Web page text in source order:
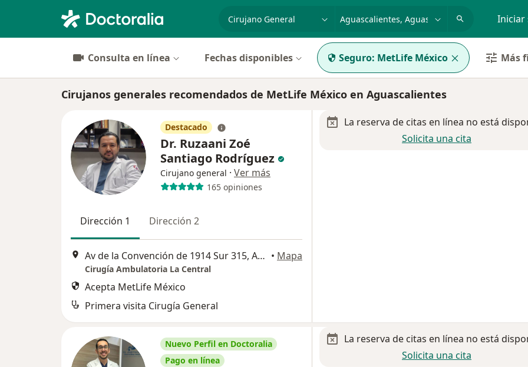
Iniciar
Consulta en línea Fechas disponibles Seguro: MetLife México Más
Cirujanos generales recomendados de MetLife México en Aguascalientes
Destacado
Dr. Ruzaani Zoé
Santiago Rodríguez
Cirujano general · Ver más
165 opiniones
Dirección 1 Dirección 2
Av de la Convención de 1914 Sur 315, Aguascalientes • Mapa
Cirugía Ambulatoria La Central
Acepta MetLife México
Primera visita Cirugía General
La reserva de citas en línea no está
Solicita una cita
Nuevo Perfil en Doctoralia
Pago en línea
La reserva de citas en línea no está
Solicita una cita